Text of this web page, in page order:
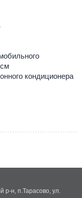
кондиционера
р-н, п.Тарасово, ул.